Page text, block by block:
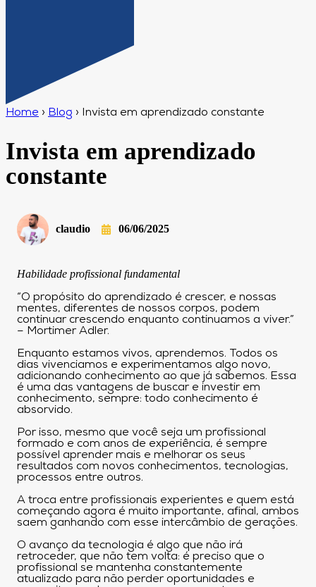
Home › Blog › Invista em aprendizado constante
Invista em aprendizado
constante
claudio 06/06/2025
Habilidade profissional fundamental
“O propósito do aprendizado é crescer, e nossas
mentes, diferentes de nossos corpos, podem
continuar crescendo enquanto continuamos a viver.”
– Mortimer Adler.
Enquanto estamos vivos, aprendemos. Todos os
dias vivenciamos e experimentamos algo novo,
adicionando conhecimento ao que já sabemos. Essa
é uma das vantagens de buscar e investir em
conhecimento, sempre: todo conhecimento é
absorvido.
Por isso, mesmo que você seja um profissional
formado e com anos de experiência, é sempre
possível aprender mais e melhorar os seus
resultados com novos conhecimentos, tecnologias,
processos entre outros.
A troca entre profissionais experientes e quem está
começando agora é muito importante, afinal, ambos
saem ganhando com esse intercâmbio de gerações.
O avanço da tecnologia é algo que não irá
retroceder, que não tem volta: é preciso que o
profissional se mantenha constantemente
atualizado para não perder oportunidades e